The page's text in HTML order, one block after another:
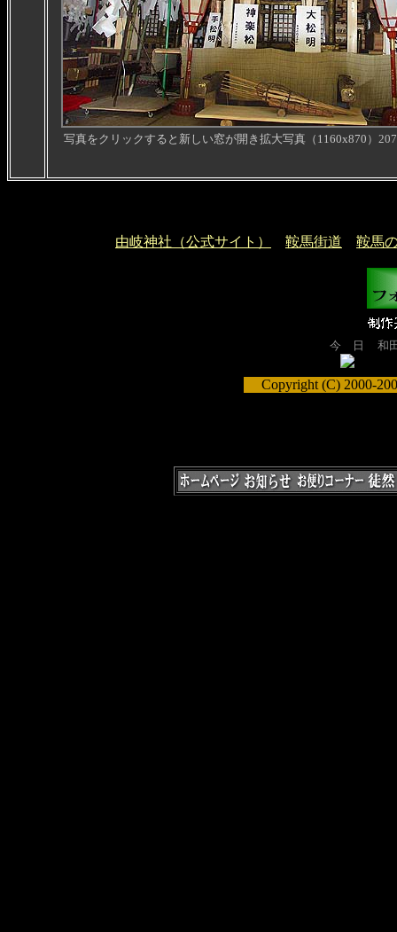
写真をクリックすると新しい窓が開き拡大写真（1160x870 ）
由岐神社（公式サイト） 鞍馬街道 鞍馬
今 日 和